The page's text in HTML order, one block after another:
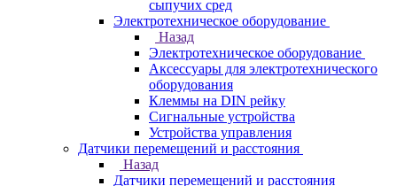
сыпучих сред
Электротехническое оборудование
Назад
Электротехническое оборудование
Аксессуары для электротехнического
оборудования
Клеммы на DIN рейку
Сигнальные устройства
Устройства управления
Датчики перемещений и расстояния
Назад
Датчики перемещений и расстояния